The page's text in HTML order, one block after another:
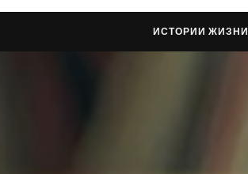
ИСТОРИИ ЖИЗНИ